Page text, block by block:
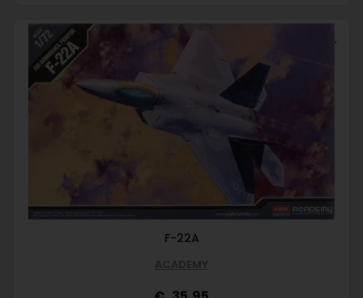
F-22A
ACADEMY